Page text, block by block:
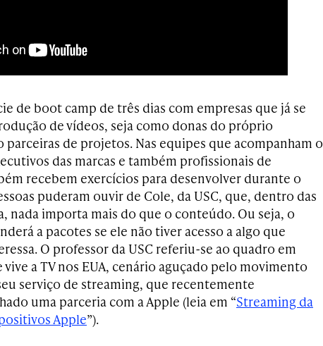
de boot camp de três dias com empresas que já se
de vídeos, seja como donas do próprio
de projetos. Nas equipes que acompanham o
das marcas e também profissionais de
recebem exercícios para desenvolver durante o
puderam ouvir de Cole, da USC, que, dentro das
nada importa mais do que o conteúdo. Ou seja, o
a pacotes se ele não tiver acesso a algo que
O professor da USC referiu-se ao quadro em
a TV nos EUA, cenário aguçado pelo movimento
serviço de streaming, que recentemente
uma parceria com a Apple (leia em “Streaming da
Apple”).